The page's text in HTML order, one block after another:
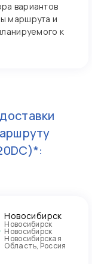
вариантов
маршрута и
к
Новосибирск
Новосибирск
Новосибирск
Новосибирская
Область, Россия